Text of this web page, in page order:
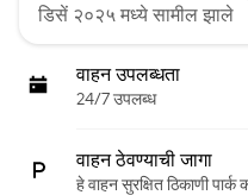
डिसें २०२५ मध्ये सामील झाले
वाहन उपलब्धता
24/7 उपलब्ध
वाहन ठेवण्याची जागा
हे वाहन सुरक्षित ठिकाणी